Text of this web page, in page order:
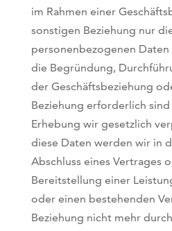
im Rahmen einer
sonstigen Beziehung nur
personenbezogenen
die Begründung,
der Geschäftsbeziehung
Beziehung erforderlich
Erhebung wir gesetzlich
diese Daten werden wir in
Abschluss eines Vertrages
Bereitstellung einer
oder einen bestehenden
Beziehung nicht mehr